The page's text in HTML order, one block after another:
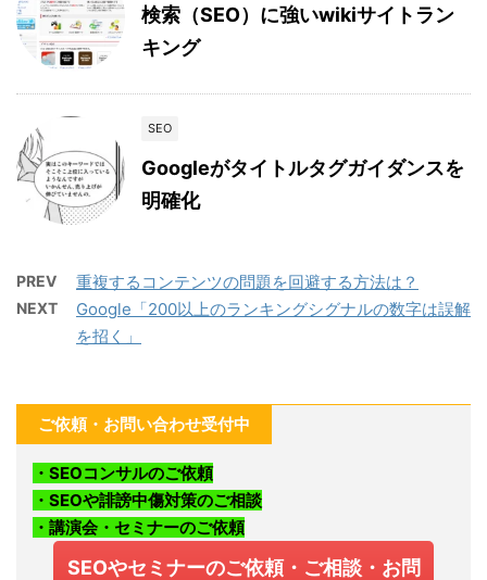
検索（SEO）に強いwikiサイトラン
キング
SEO
Googleがタイトルタグガイダンスを
明確化
PREV 重複するコンテンツの問題を回避する方法は？
NEXT
Google「200以上のランキングシグナルの数字は誤解
を招く」
ご依頼・お問い合わせ受付中
・SEOコンサルのご依頼
・SEOや誹謗中傷対策のご相談
・講演会・セミナーのご依頼
SEOやセミナーのご依頼・ご相談・お問